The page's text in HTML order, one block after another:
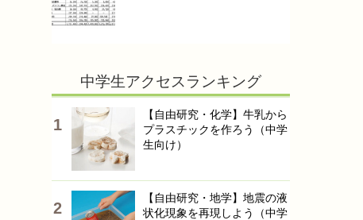
中学生アクセスランキング
【自由研究・化学】牛乳から
プラスチックを作ろう（中学
生向け）
【自由研究・地学】地震の液
状化現象を再現しよう（中学